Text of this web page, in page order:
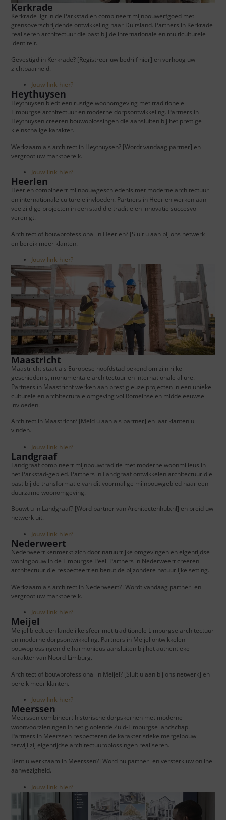
Heerlen
Heerlen combineert mijnbouwgeschiedenis met moderne architectuur
en internationale culturele invloeden. Partners in Heerlen werken aan
veelzijdige projecten in een stad die traditie en innovatie succesvol
verenigt.
Architect of bouwprofessional in Heerlen? [Sluit u aan bij ons netwerk]
en bereik meer klanten.
Jouw link hier?
Heythuysen
Heythuysen biedt een rustige woonomgeving met traditionele
Limburgse architectuur en moderne dorpsontwikkeling. Partners in
Heythuysen creëren bouwoplossingen die aansluiten bij het prettige
kleinschalige karakter.
Werkzaam als architect in Heythuysen? [Wordt vandaag partner] en
vergroot uw marktbereik.
Jouw link hier?
Kerkrade
Kerkrade ligt in de Parkstad en combineert mijnbouwerfgoed met
grensoverschrijdende ontwikkeling naar Duitsland. Partners in Kerkrade
realiseren architectuur die past bij de internationale en multiculturele
identiteit.
Gevestigd in Kerkrade? [Registreer uw bedrijf hier] en verhoog uw
zichtbaarheid.
Jouw link hier?
Landgraaf
Landgraaf combineert mijnbouwtraditie met moderne woonmilieus in
het Parkstad-gebied. Partners in Landgraaf ontwikkelen architectuur die
past bij de transformatie van dit voormalige mijnbouwgebied naar een
duurzame woonomgeving.
Bouwt u in Landgraaf? [Word partner van Architectenhub.nl] en breid uw
netwerk uit.
Jouw link hier?
Maastricht
Maastricht staat als Europese hoofdstad bekend om zijn rijke
geschiedenis, monumentale architectuur en internationale allure.
Partners in Maastricht werken aan prestigieuze projecten in een unieke
culturele en architecturale omgeving vol Romeinse en middeleeuwse
invloeden.
Architect in Maastricht? [Meld u aan als partner] en laat klanten u
vinden.
Jouw link hier?
Meerssen
Meerssen combineert historische dorpskernen met moderne
woonvoorzieningen in het glooiende Zuid-Limburgse landschap.
Partners in Meerssen respecteren de karakteristieke mergelbouw
terwijl zij eigentijdse architectuuroplossingen realiseren.
Bent u werkzaam in Meerssen? [Word nu partner] en versterk uw online
aanwezigheid.
Jouw link hier?
Meijel
Meijel biedt een landelijke sfeer met traditionele Limburgse architectuur
en moderne dorpsontwikkeling. Partners in Meijel ontwikkelen
bouwoplossingen die harmonieus aansluiten bij het authentieke
karakter van Noord-Limburg.
Architect of bouwprofessional in Meijel? [Sluit u aan bij ons netwerk] en
bereik meer klanten.
Jouw link hier?
Nederweert
Nederweert kenmerkt zich door natuurrijke omgevingen en eigentijdse
woningbouw in de Limburgse Peel. Partners in Nederweert creëren
architectuur die respecteert en benut de bijzondere natuurlijke setting.
Werkzaam als architect in Nederweert? [Wordt vandaag partner] en
vergroot uw marktbereik.
Jouw link hier?